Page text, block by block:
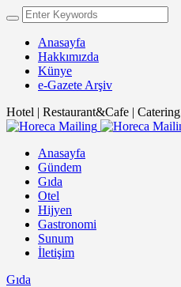
Anasayfa
Hakkımızda
Künye
e-Gazete Arşiv
Hotel | Restaurant&Cafe | Catering
Anasayfa
Gündem
Gıda
Otel
Hijyen
Gastronomi
Sunum
İletişim
Gıda